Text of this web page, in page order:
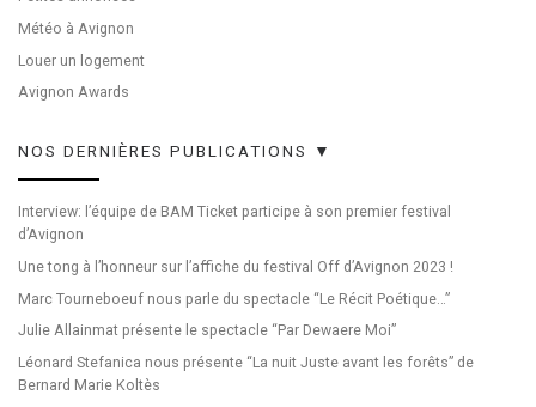
Météo à Avignon
Louer un logement
Avignon Awards
NOS DERNIÈRES PUBLICATIONS ▼
Interview: l’équipe de BAM Ticket participe à son premier festival
d’Avignon
Une tong à l’honneur sur l’affiche du festival Off d’Avignon 2023 !
Marc Tourneboeuf nous parle du spectacle “Le Récit Poétique…”
Julie Allainmat présente le spectacle “Par Dewaere Moi”
Léonard Stefanica nous présente “La nuit Juste avant les forêts” de
Bernard Marie Koltès